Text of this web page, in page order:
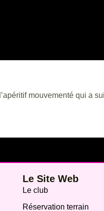
mouvementé qui a
Le Site Web
Le club
Réservation terrain